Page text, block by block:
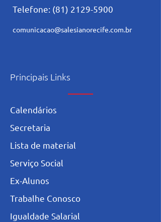
Telefone: (81) 2129-5900
comunicacao@salesianorecife.com.br
Principais Links
Calendários
Secretaria
L ista de material
Serviço Social
Ex-Alunos
Trabalhe Conosco
Igualdade Salarial